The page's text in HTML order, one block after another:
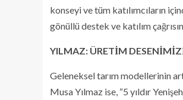
konseyi ve tüm katılımcıların
gönüllü destek ve katılım
YILMAZ: ÜRETİM
Geleneksel tarım modellerinin
Musa Yılmaz ise, “5 yıldır